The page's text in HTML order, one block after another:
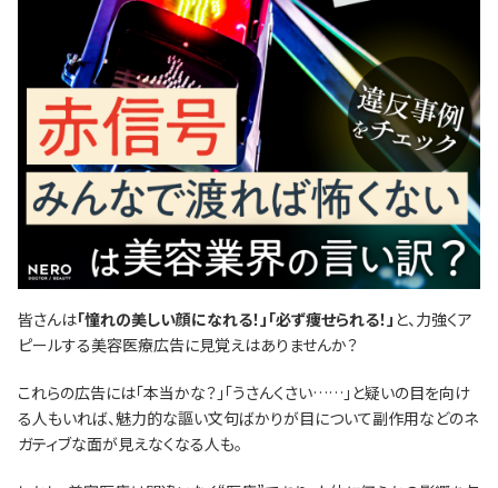
皆さんは「憧れの美しい顔になれる！」「必ず痩せられる！」 と、力強くア
ピールする美容医療広告に見覚えはありませんか？
これらの広告には「本当かな？」「うさんくさい……」と疑いの目を向け
る人もいれば、魅力的な謳い文句ばかりが目について副作用などのネ
ガティブな面が見えなくなる人も。